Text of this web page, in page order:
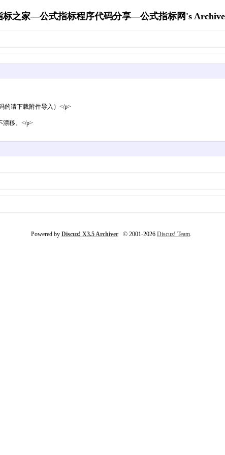
标之家—公式指标程序代码分享—公式指标网's
的请下载附件导入）</p>
漂移。</p>
Powered by Discuz! X3.5 Archiver © 2001-2026 Discuz! Team.